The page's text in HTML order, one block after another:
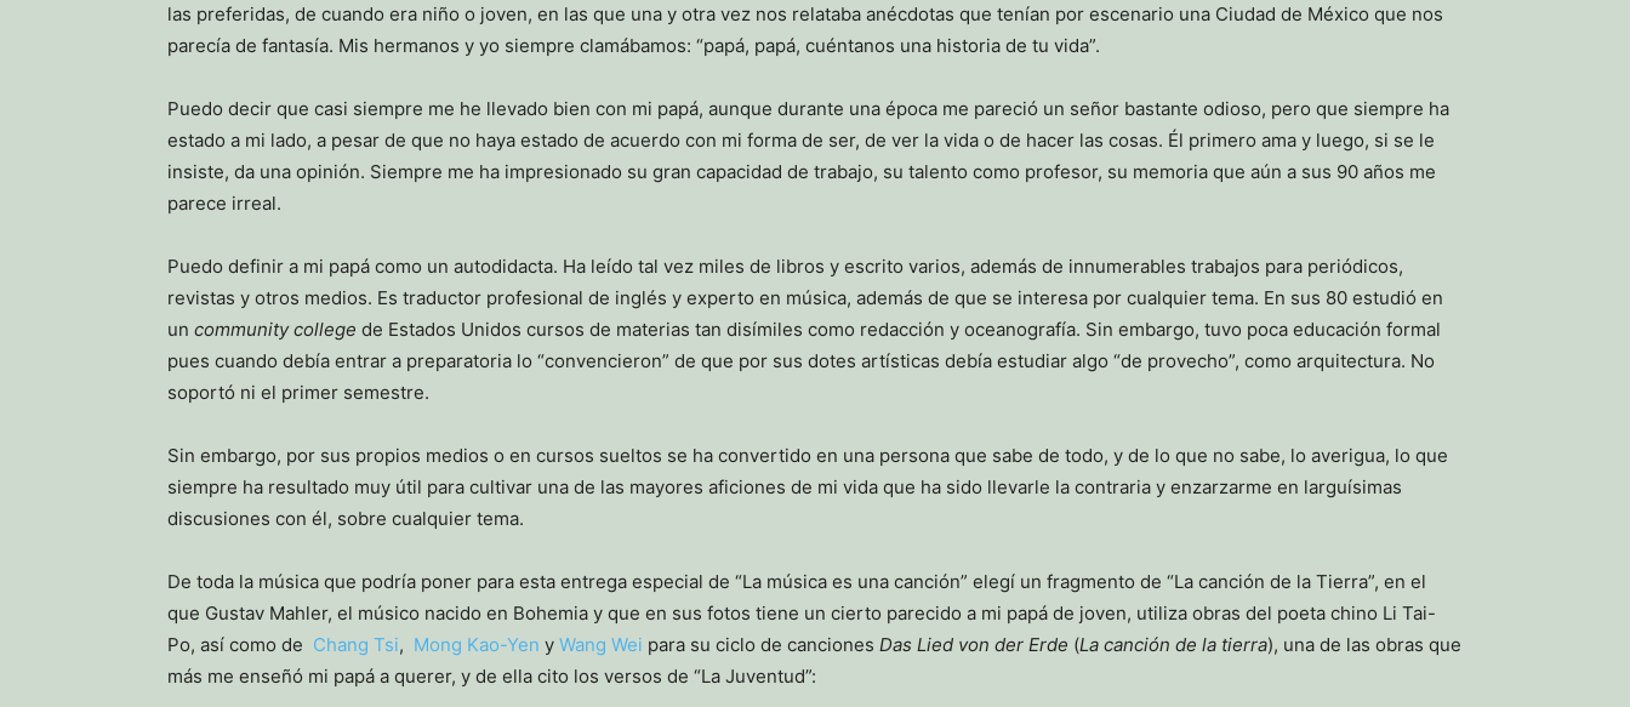
las preferidas, de cuando era niño o joven, en las que una y otra vez nos relataba anécdotas que tenían por escenario una Ciudad de México que nos
parecía de fantasía. Mis hermanos y yo siempre clamábamos: “papá, papá, cuéntanos una historia de tu vida”.
Puedo decir que casi siempre me he llevado bien con mi papá, aunque durante una época me pareció un señor bastante odioso, pero que siempre ha
estado a mi lado, a pesar de que no haya estado de acuerdo con mi forma de ser, de ver la vida o de hacer las cosas. Él primero ama y luego, si se le
insiste, da una opinión. Siempre me ha impresionado su gran capacidad de trabajo, su talento como profesor, su memoria que aún a sus 90 años me
parece irreal.
Puedo definir a mi papá como un autodidacta. Ha leído tal vez miles de libros y escrito varios, además de innumerables trabajos para periódicos,
revistas y otros medios. Es traductor profesional de inglés y experto en música, además de que se interesa por cualquier tema. En sus 80 estudió en
un community college de Estados Unidos cursos de materias tan disímiles como redacción y oceanografía. Sin embargo, tuvo poca educación formal
pues cuando debía entrar a preparatoria lo “convencieron” de que por sus dotes artísticas debía estudiar algo “de provecho”, como arquitectura. No
soportó ni el primer semestre.
Sin embargo, por sus propios medios o en cursos sueltos se ha convertido en una persona que sabe de todo, y de lo que no sabe, lo averigua, lo que
siempre ha resultado muy útil para cultivar una de las mayores aficiones de mi vida que ha sido llevarle la contraria y enzarzarme en larguísimas
discusiones con él, sobre cualquier tema.
De toda la música que podría poner para esta entrega especial de “La música es una canción” elegí un fragmento de “La canción de la Tierra”, en el
que Gustav Mahler, el músico nacido en Bohemia y que en sus fotos tiene un cierto parecido a mi papá de joven, utiliza obras del poeta chino Li Tai-
Po, así como de Chang Tsi, Mong Kao-Yen y Wang Wei para su ciclo de canciones Das Lied von der Erde (La canción de la tierra), una de las obras que
más me enseñó mi papá a querer, y de ella cito los versos de “La Juventud”: